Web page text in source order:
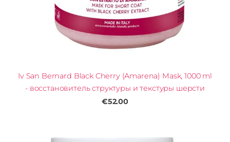
Iv San Bernard Black Cherry (Amarena) Mask, 1000 ml
- восстановитель структуры и текстуры шерсти
€52.00